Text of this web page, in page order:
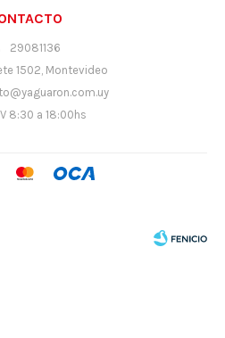
29081136
1502, Montevideo
V 8:30 a 18:00hs